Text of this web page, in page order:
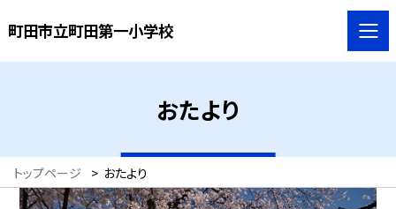
町田市立町田第一小学校
おたより
トップページ > おたより